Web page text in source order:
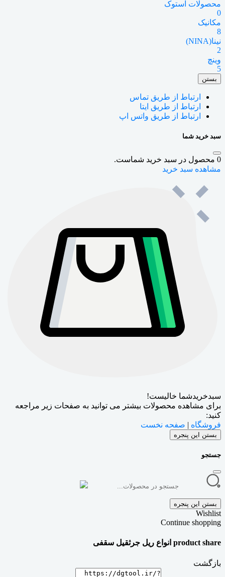
محصولات استوک
0
مکانیک
8
نینا(NINA)
2
وینچ
5
بستن
ارتباط از طریق تماس
ارتباط از طریق ایتا
ارتباط از طریق واتس اپ
سبد خرید شما
0 محصول در سبد خرید شماست.
مشاهده سبد خرید
سبدخریدشما خالیست!
برای مشاهده محصولات بیشتر می توانید به صفحات زیر مراجعه
کنید:
فروشگاه | صفحه نخست
بستن این پنجره
جستجو
بستن این پنجره
Wishlist
Continue shopping
product share انواع ریل جرثقیل سقفی
بازگشت